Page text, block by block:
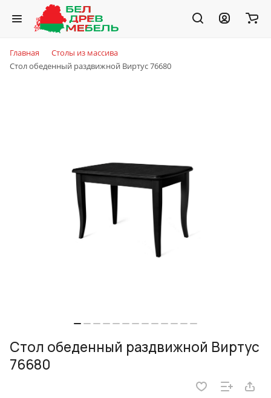
Главная
Столы из массива
Стол обеденный раздвижной Виртус 76680
Стол обеденный раздвижной Виртус
76680